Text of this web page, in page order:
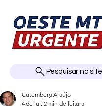
Pesquisar no site
Gutemberg Araújo
4 de jul. 2 min de leitura